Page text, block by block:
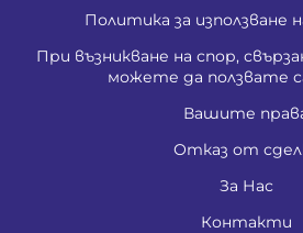
Политика за използване
При възникване на спор,
можете да ползвате
Вашите
Отказ от
За Нас
Контакти